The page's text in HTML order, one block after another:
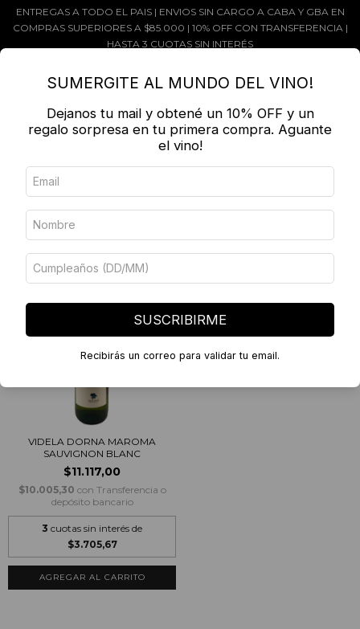
ENTREGAS A TODO EL PAIS | ENVIOS SIN CARGO A CABA Y GBA EN
COMPRAS SUPERIORES A $85.000 | 10% OFF CON TRANSFERENCIA |
HASTA 3 CUOTAS SIN INTERÉS
0
PRODUCTOS
PATAGONIA /
Ordenar por
FILTRAR
VIDELA DORNA MAROMA
SAUVIGNON BLANC
$11.117,00
$10.005,30 con Transferencia o
depósito bancario
3 cuotas sin interés de
$3.705,67
SUMERGITE AL MUNDO DEL VINO!
Dejanos tu mail y obtené un 10% OFF y un
regalo sorpresa en tu primera compra. Aguante
el vino!
SUSCRIBIRME
Recibirás un correo para validar tu email.